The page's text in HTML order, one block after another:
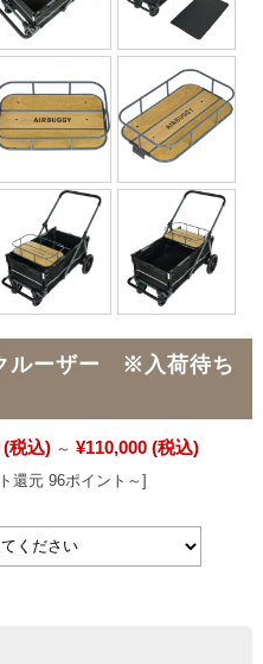
ルーザー ※入荷待ち
(税込) ～ ¥110,000 (税込)
還元 96ポイント～]